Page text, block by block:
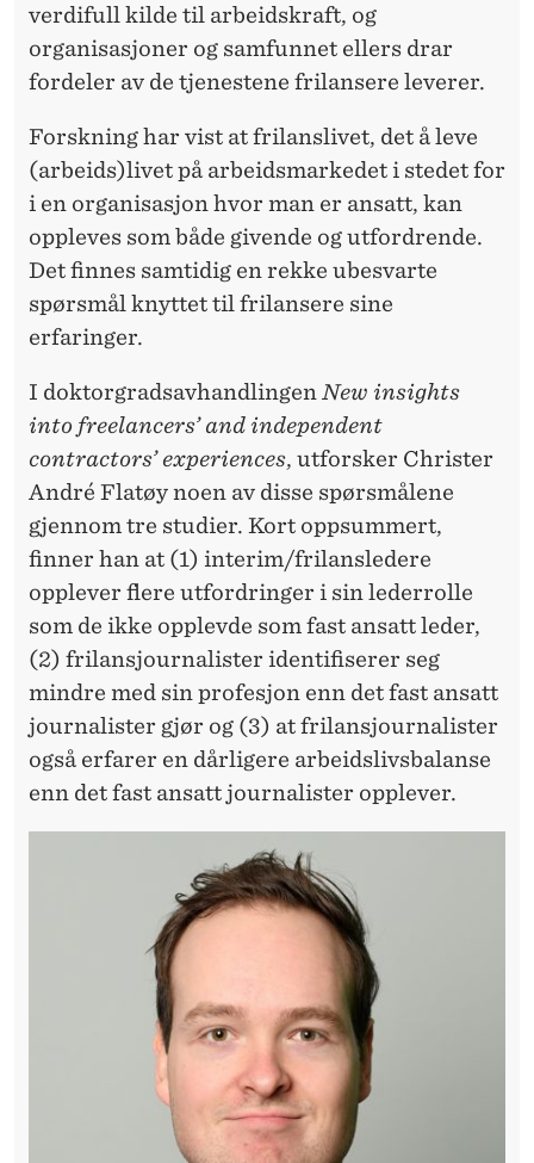
verdifull kilde til arbeidskraft, og
organisasjoner og samfunnet ellers drar
fordeler av de tjenestene frilansere leverer.
Forskning har vist at frilanslivet, det å leve
(arbeids)livet på arbeidsmarkedet i stedet for
i en organisasjon hvor man er ansatt, kan
oppleves som både givende og utfordrende.
Det finnes samtidig en rekke ubesvarte
spørsmål knyttet til frilansere sine
erfaringer.
I doktorgradsavhandlingen New insights
into freelancers’ and independent
contractors’ experiences, utforsker Christer
André Flatøy noen av disse spørsmålene
gjennom tre studier. Kort oppsummert,
finner han at (1) interim/frilansledere
opplever flere utfordringer i sin lederrolle
som de ikke opplevde som fast ansatt leder,
(2) frilansjournalister identifiserer seg
mindre med sin profesjon enn det fast ansatt
journalister gjør og (3) at frilansjournalister
også erfarer en dårligere arbeidslivsbalanse
enn det fast ansatt journalister opplever.